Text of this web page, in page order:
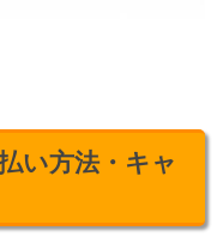
い方法・キャ